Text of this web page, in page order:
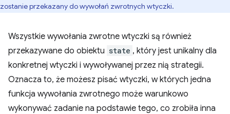
zostanie przekazany do wywołań zwrotnych wtyczki.
Wszystkie wywołania zwrotne wtyczki są również
przekazywane do obiektu state , który jest unikalny dla
konkretnej wtyczki i wywoływanej przez nią strategii.
Oznacza to, że możesz pisać wtyczki, w których jedna
funkcja wywołania zwrotnego może warunkowo
wykonywać zadanie na podstawie tego, co zrobiła inna